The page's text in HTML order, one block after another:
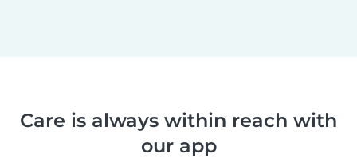
Care is always within reach with
our app